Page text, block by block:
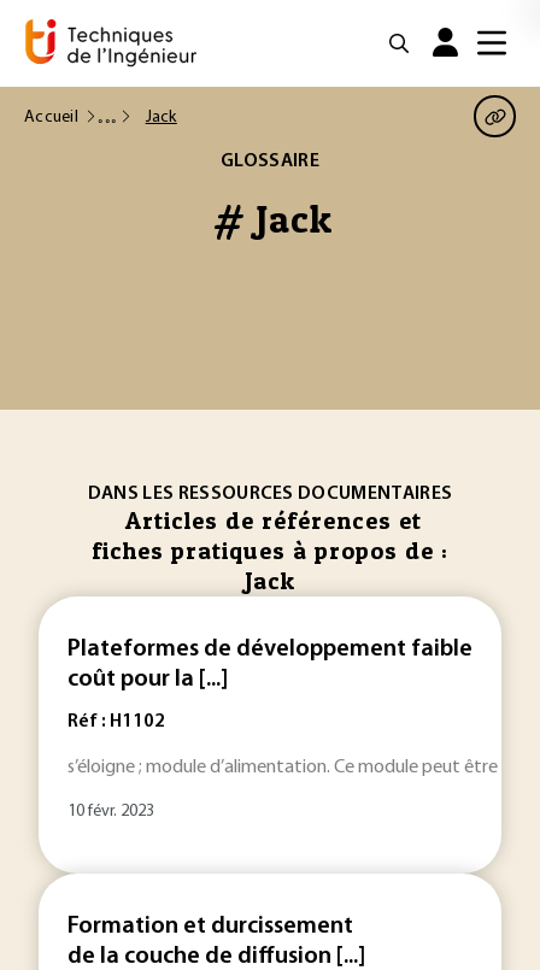
Accueil Jack
GLOSSAIRE
# Jack
DANS LES RESSOURCES DOCUMENTAIRES
Articles de références et
fiches pratiques à propos de :
Jack
Plateformes de développement faible
coût pour la [...]
Réf : H1102
s’éloigne ; module d’alimentation. Ce module peut être
10 févr. 2023
Formation et durcissement
de la couche de diffusion [...]